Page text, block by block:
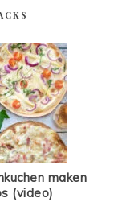
maken
(video)